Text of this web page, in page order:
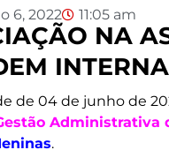
6, 2022 11:05 am
NA
de 04 de junho de
Administrativa
.